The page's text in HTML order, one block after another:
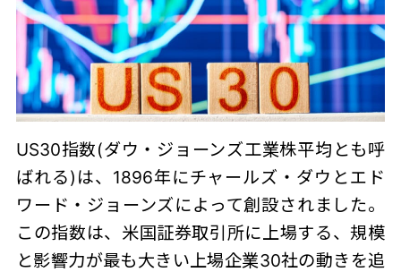
US30指数(ダウ・ジョーンズ工業株平均とも呼
ばれる)は、1896年にチャールズ・ダウとエド
ワード・ジョーンズによって創設されました。
この指数は、米国証券取引所に上場する、規模
と影響力が最も大きい上場企業30社の動きを追